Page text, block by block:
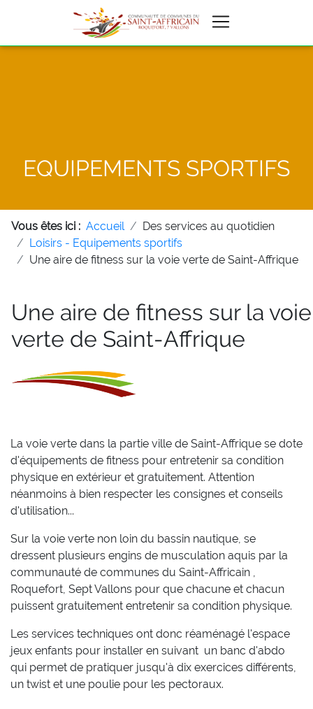
EQUIPEMENTS SPORTIFS
Vous êtes ici : Accueil
Des services au quotidien
Loisirs - Equipements sportifs
Une aire de fitness sur la voie verte de Saint-Affrique
Une aire de fitness sur la voie
verte de Saint-Affrique
La voie verte dans la partie ville de Saint-Affrique se dote
d'équipements de fitness pour entretenir sa condition
physique en extérieur et gratuitement. Attention
néanmoins à bien respecter les consignes et conseils
d'utilisation...
Sur la voie verte non loin du bassin nautique, se
dressent plusieurs engins de musculation aquis par la
communauté de communes du Saint-Affricain ,
Roquefort, Sept Vallons pour que chacune et chacun
puissent gratuitement entretenir sa condition physique.
Les services techniques ont donc réaménagé l'espace
jeux enfants pour installer en suivant un banc d'abdo
qui permet de pratiquer jusqu'à dix exercices différents,
un twist et une poulie pour les pectoraux.